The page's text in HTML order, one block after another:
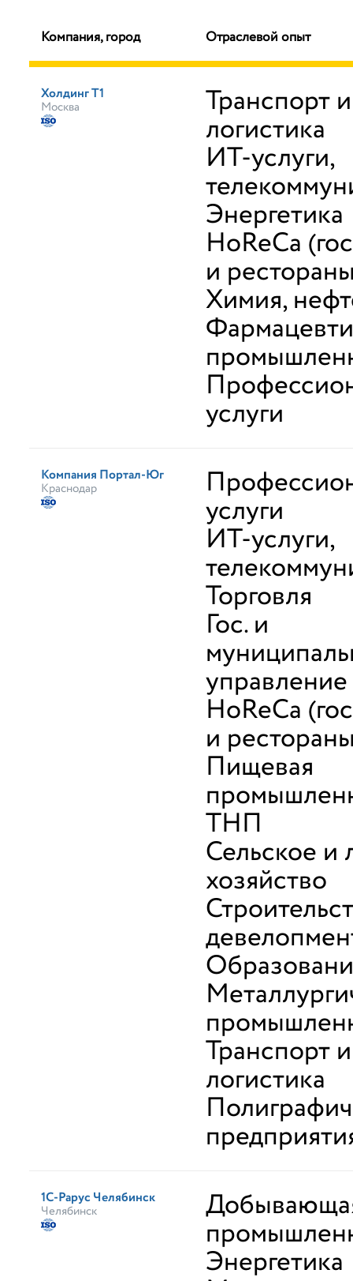
Компания, город Отраслевой опыт
Холдинг Т1
Москва Транспорт и
логистика
ИТ-услуги,
Энергетика
HoReCa
и
Химия,
услуги
Компания Портал-Юг
Краснодар
услуги
ИТ-услуги,
Торговля
Гос. и
управление
HoReCa
и
Пищевая
ТНП
Сельское и
хозяйство
Транспорт и
логистика
1С-Рарус Челябинск
Челябинск
Энергетика